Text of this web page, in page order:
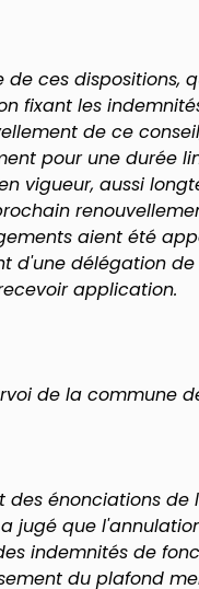
de ces dispositions,
fixant les
de ce
pour une durée
vigueur, aussi
aient été
d'une délégation
application.
de la commune
des énonciations
jugé que
indemnités de
du plafond